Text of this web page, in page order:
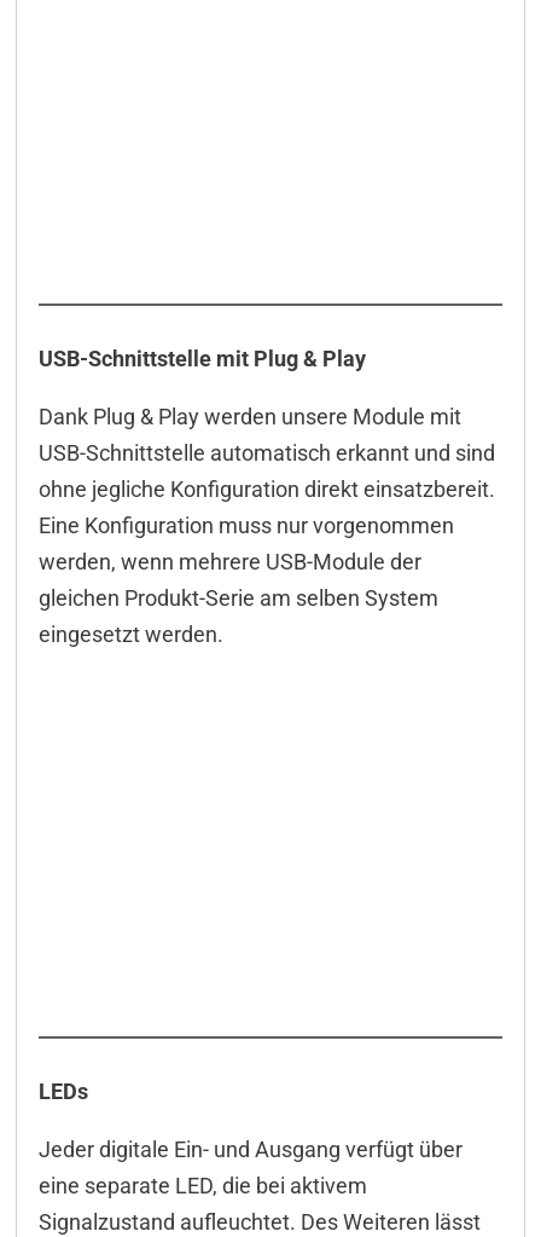
USB-Schnittstelle mit Plug & Play
Dank Plug & Play werden unsere Module mit
USB-Schnittstelle automatisch erkannt und sind
ohne jegliche Konfiguration direkt einsatzbereit.
Eine Konfiguration muss nur vorgenommen
werden, wenn mehrere USB-Module der
gleichen Produkt-Serie am selben System
eingesetzt werden.
LEDs
Jeder digitale Ein- und Ausgang verfügt über
eine separate LED, die bei aktivem
Signalzustand aufleuchtet. Des Weiteren lässt